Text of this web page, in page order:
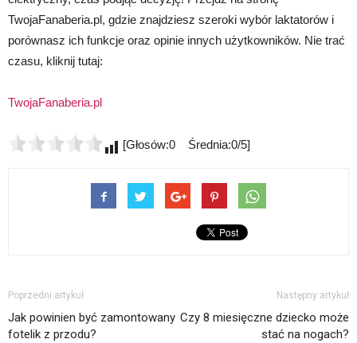
TwojaFanaberia.pl, gdzie znajdziesz szeroki wybór laktatorów i
porównasz ich funkcje oraz opinie innych użytkowników. Nie trać
czasu, kliknij tutaj:
TwojaFanaberia.pl
[Głosów:0 Średnia:0/5]
Poprzedni artykuł
Jak powinien być zamontowany
fotelik z przodu?
Następny artykuł
Czy 8 miesięczne dziecko może
stać na nogach?